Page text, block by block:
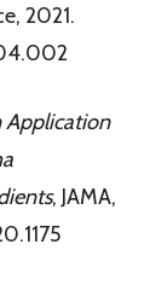
2021.
Application
, JAMA,